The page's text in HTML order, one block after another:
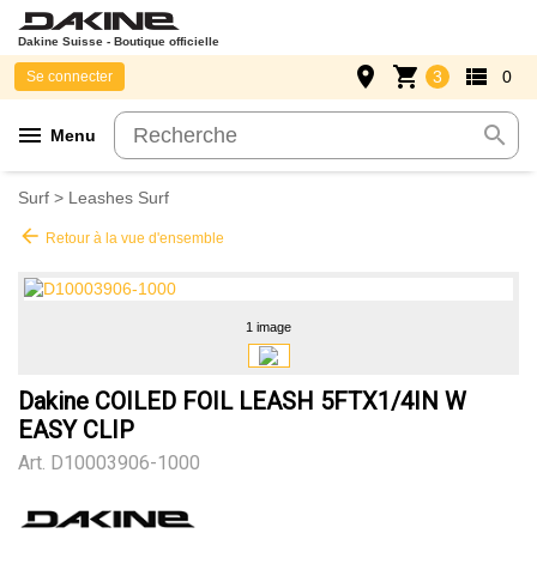
Dakine Suisse - Boutique officielle
menu Menu search
Se connecter place shopping_cart 3 view_list 0
Surf > Leashes Surf
arrow_back Retour à la vue d'ensemble
1 image
Dakine COILED FOIL LEASH 5FTX1/4IN W
EASY CLIP
Art. D10003906-1000